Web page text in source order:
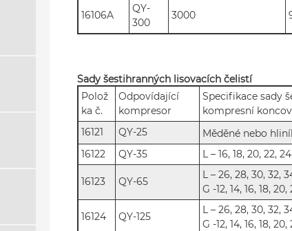
16106A
QY-
300
3000
Sady šestihranných lisovacích čelistí
Polož
ka č.
Odpovídající
kompresor
Specifikace sady
kompresní
16121
QY-25 Měděné nebo
16122 QY-35 L – 16, 18, 20, 22,
16123 QY-65
L – 26, 28, 30, 32,
G -12, 14, 16, 18,
16124 QY-125
L – 26, 28, 30, 32,
G -12, 14, 16, 18,